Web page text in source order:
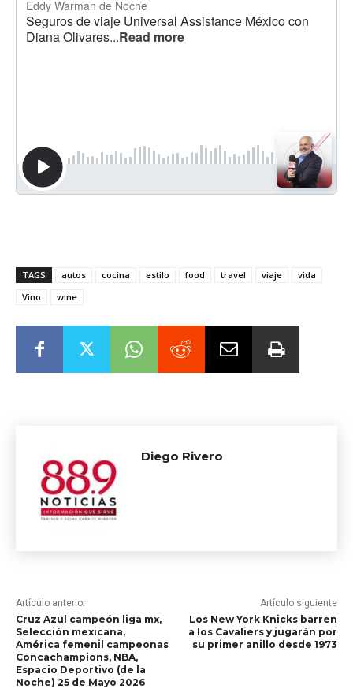
TAGS autos cocina estilo food travel viaje
vida
Vino
wine
Diego Rivero
Artículo anterior
Cruz Azul campeón liga mx,
Selección mexicana,
América femenil campeonas
Concachampions, NBA,
Espacio Deportivo (de la
Noche) 25 de Mayo 2026
Artículo siguiente
Los New York Knicks barren
a los Cavaliers y jugarán por
su primer anillo desde 1973